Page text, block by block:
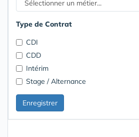
Type de Contrat
CDI
CDD
Intérim
Stage / Alternance